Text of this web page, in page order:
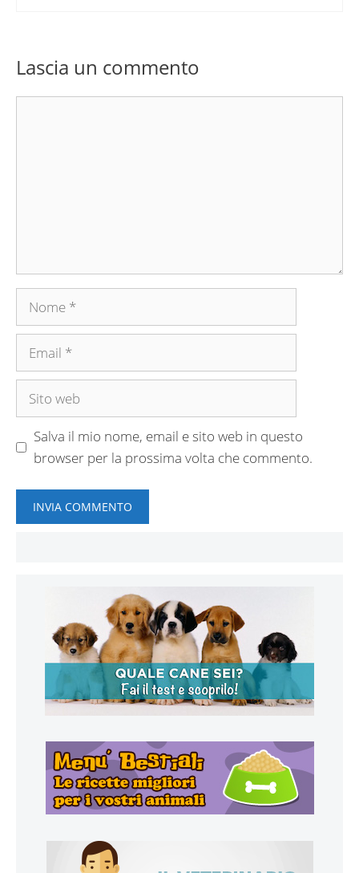
Lascia un commento
Nome
Email
Sito
Salva il mio nome, email e sito web in questo
browser per la prossima volta che commento.